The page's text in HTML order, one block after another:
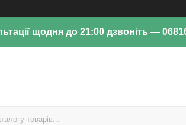
щодня до 21:00 дзвоніть —